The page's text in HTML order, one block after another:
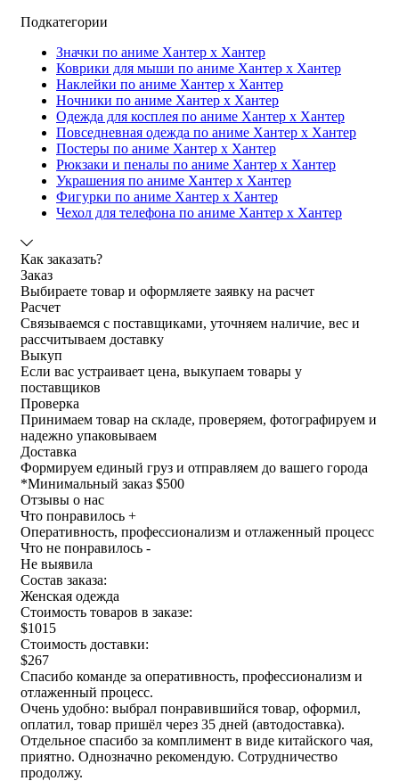
Подкатегории
Значки по аниме Хантер х Хантер
Коврики для мыши по аниме Хантер х Хантер
Наклейки по аниме Хантер х Хантер
Ночники по аниме Хантер х Хантер
Одежда для косплея по аниме Хантер х Хантер
Повседневная одежда по аниме Хантер х Хантер
Постеры по аниме Хантер х Хантер
Рюкзаки и пеналы по аниме Хантер х Хантер
Украшения по аниме Хантер х Хантер
Фигурки по аниме Хантер х Хантер
Чехол для телефона по аниме Хантер х Хантер
Как заказать?
Заказ
Выбираете товар и оформляете заявку на расчет
Расчет
Связываемся с поставщиками, уточняем наличие, вес и
рассчитываем доставку
Выкуп
Если вас устраивает цена, выкупаем товары у
поставщиков
Проверка
Принимаем товар на складе, проверяем, фотографируем и
надежно упаковываем
Доставка
Формируем единый груз и отправляем до вашего города
*Минимальный заказ $500
Отзывы о нас
Что понравилось +
Оперативность, профессионализм и отлаженный процесс
Что не понравилось -
Не выявила
Состав заказа:
Женская одежда
Стоимость товаров в заказе:
$1015
Стоимость доставки:
$267
Спасибо команде за оперативность, профессионализм и
отлаженный процесс.
Очень удобно: выбрал понравившийся товар, оформил,
оплатил, товар пришёл через 35 дней (автодоставка).
Отдельное спасибо за комплимент в виде китайского чая,
приятно. Однозначно рекомендую. Сотрудничество
продолжу.